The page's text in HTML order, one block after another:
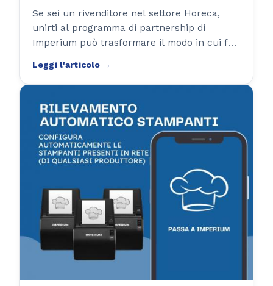
Se sei un rivenditore nel settore Horeca,
unirti al programma di partnership di
Imperium può trasformare il modo in cui fai